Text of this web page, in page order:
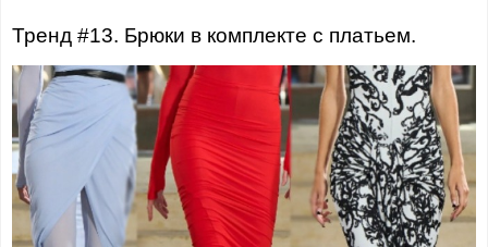
Тренд #13. Брюки в комплекте с платьем.